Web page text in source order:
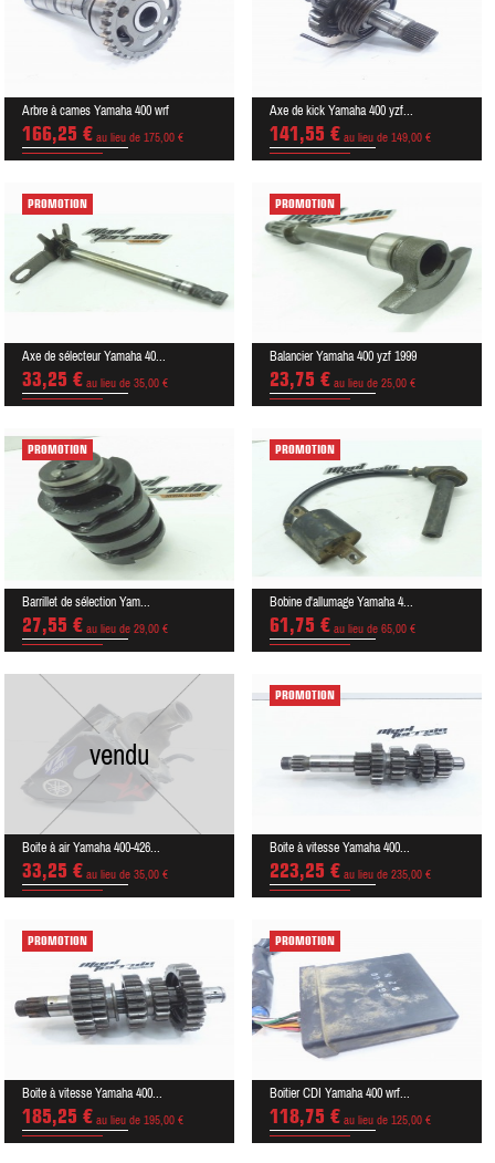
Arbre à cames Yamaha 400 wrf
166,25 €au lieu de 175,00 €
Axe de kick Yamaha 400 yzf...
141,55 €au lieu de 149,00 €
PROMOTION
Axe de sélecteur Yamaha 40...
33,25 €au lieu de 35,00 €
PROMOTION
Balancier Yamaha 400 yzf 1999
23,75 €au lieu de 25,00 €
PROMOTION
Barrillet de sélection Yam...
27,55 €au lieu de 29,00 €
PROMOTION
Bobine d'allumage Yamaha 4...
61,75 €au lieu de 65,00 €
vendu
Boite à air Yamaha 400-426...
33,25 €au lieu de 35,00 €
PROMOTION
Boite à vitesse Yamaha 400...
223,25 €au lieu de 235,00 €
PROMOTION
Boite à vitesse Yamaha 400...
185,25 €au lieu de 195,00 €
PROMOTION
Boitier CDI Yamaha 400 wrf...
118,75 €au lieu de 125,00 €